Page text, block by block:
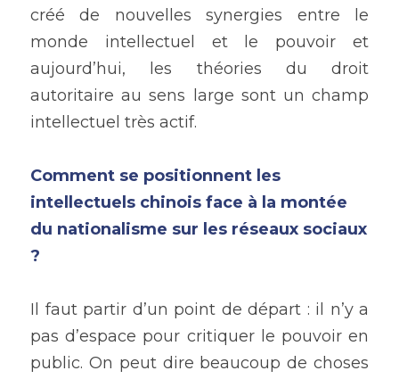
créé de nouvelles synergies entre le
monde intellectuel et le pouvoir et
aujourd’hui, les théories du droit
autoritaire au sens large sont un champ
intellectuel très actif.
Comment se positionnent les
intellectuels chinois face à la montée
du nationalisme sur les réseaux sociaux
?
Il faut partir d’un point de départ : il n’y a
pas d’espace pour critiquer le pouvoir en
public. On peut dire beaucoup de choses